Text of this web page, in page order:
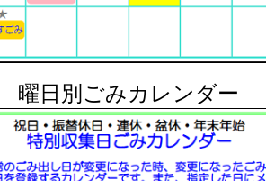
曜日別ごみカレンダー